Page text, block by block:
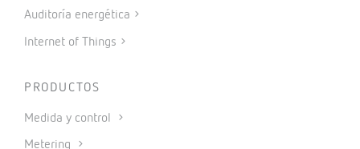
Auditoría energética
Internet of Things
PRODUCTOS
Medida y control
Metering